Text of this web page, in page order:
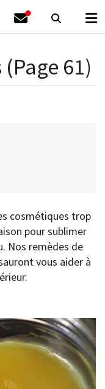
61)
cosmétiques trop
pour sublimer
Nos remèdes de
vous aider à